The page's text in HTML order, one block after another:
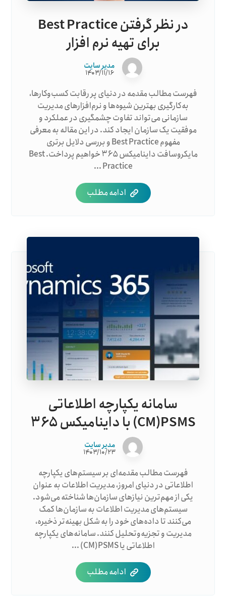
در نظر گرفتن Best Practice
برای تهیه نرم افزار
مدیر سایت
۱۴۰۳/۱۱/۱۶
فهرست مطالب مقدمه در دنیای پر رقابت کسب‌وکارها،
به‌کارگیری بهترین شیوه‌ها و نرم‌افزارهای مدیریت
سازمانی می‌تواند تفاوت چشمگیری در عملکرد و
موفقیت یک سازمان ایجاد کند. در این مقاله به معرفی
مفهوم Best Practice و بررسی دلایل برتری
مایکروسافت داینامیکس ۳۶۵ خواهیم پرداخت. Best
Practice ...
ادامه مطلب
سامانه یکپارچه اطلاعاتی
CM)PSMS) با داینامیکس ۳۶۵
مدیر سایت
۱۴۰۳/۱۰/۲۳
فهرست مطالب مقدمه‌ای بر سیستم‌های یکپارچه
اطلاعاتی در دنیای امروز، مدیریت اطلاعات به عنوان
یکی از مهم‌ترین نیازهای سازمان‌ها شناخته می‌شود.
سیستم‌های مدیریت اطلاعات به سازمان‌ها کمک
می‌کنند تا داده‌های خود را به شکل بهینه‌تر ذخیره،
مدیریت و تجزیه‌وتحلیل کنند. سامانه‌های یکپارچه
اطلاعاتی یا CM)PSMS) ...
ادامه مطلب